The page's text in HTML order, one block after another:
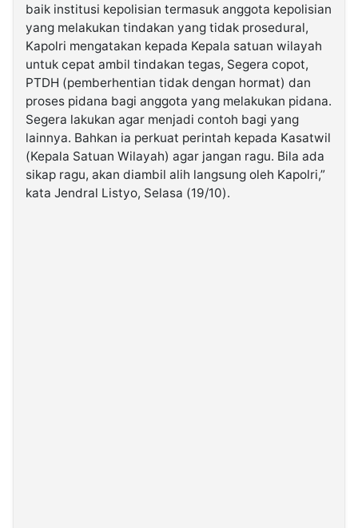
Kabarbaru.co
2026
Kabarbaru
Holding
baik institusi kepolisian termasuk anggota kepolisian
yang melakukan tindakan yang tidak prosedural,
Kapolri mengatakan kepada Kepala satuan wilayah
untuk cepat ambil tindakan tegas, Segera copot,
PTDH (pemberhentian tidak dengan hormat) dan
proses pidana bagi anggota yang melakukan pidana.
Segera lakukan agar menjadi contoh bagi yang
lainnya. Bahkan ia perkuat perintah kepada Kasatwil
(Kepala Satuan Wilayah) agar jangan ragu. Bila ada
sikap ragu, akan diambil alih langsung oleh Kapolri,”
kata Jendral Listyo, Selasa (19/10).